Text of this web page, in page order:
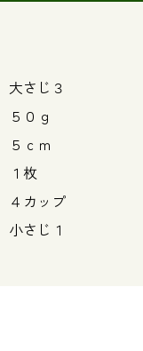
じ３
ｇ
ｍ
枚
ップ
さじ１